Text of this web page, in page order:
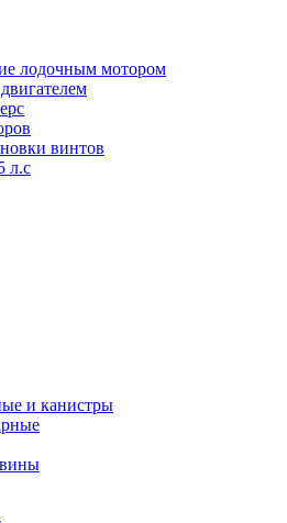
лодочным мотором
винтов
л.с
и канистры